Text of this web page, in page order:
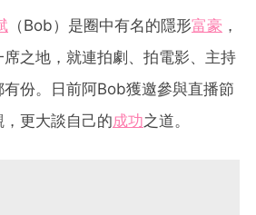
（Bob）是圈中有名的隱形富豪 ，
之地，就連拍劇、拍電影、主持
份。日前阿Bob獲邀參與直播節
更大談自己的成功之道。